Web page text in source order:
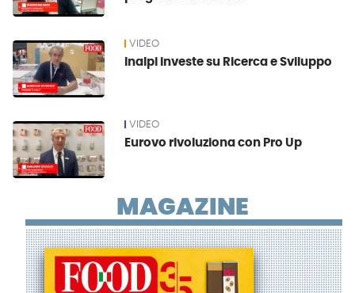
VIDEO
Inalpi investe su Ricerca e Sviluppo
VIDEO
Eurovo rivoluziona con Pro Up
MAGAZINE